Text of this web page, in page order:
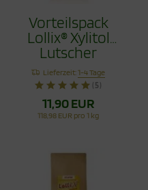
Vorteilspack
Lollix® Xylitol
Lutscher
Erdbeere 100g
Lieferzeit:1-4 Tage
(5)
11,90 EUR
118,98 EUR pro 1 kg